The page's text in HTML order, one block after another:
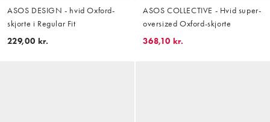
ASOS DESIGN - hvid Oxford-
skjorte i Regular Fit
229,00 kr.
ASOS COLLECTIVE - Hvid super-
oversized Oxford-skjorte
368,10 kr.